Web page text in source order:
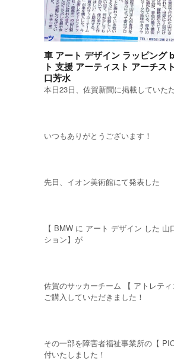
車 アート デザイン ラッピング
ト 支援 アーティスト アーチス
口芳水
本日23日、佐賀新聞に掲載していた
いつもありがとうございます！
先日、イオン美術館にて発表した
【 BMW に アート デザイン した 山
ション】が
佐賀のサッカーチーム 【 アトレテ
ご購入していただきました！
その一部を障害者福祉事業所の【
付いたしました！